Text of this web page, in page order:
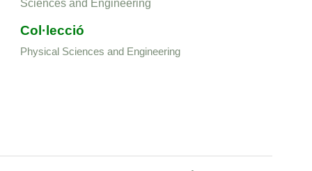
Sciences and Engineering
Col·lecció
Physical Sciences and Engineering